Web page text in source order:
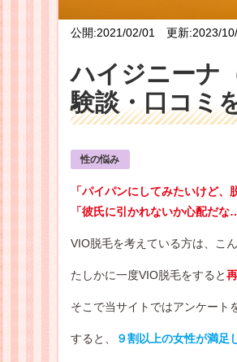
公開:2021/02/01 更新:2023/
ハイジニーナ
験談・口コミ
性の悩み
「パイパンにしてみたいけど
「彼氏に引かれないか心配だな
VIO脱毛を考えている方は、こ
たしかに一度VIO脱毛をすると
そこで当サイトではアンケート
すると、 ９割以上の女性が満足